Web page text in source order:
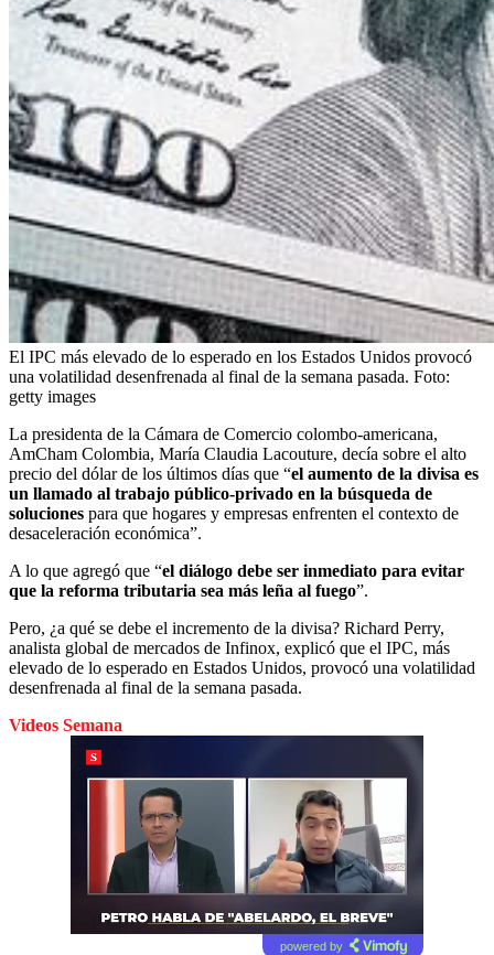
El IPC más elevado de lo esperado en los Estados Unidos provocó
una volatilidad desenfrenada al final de la semana pasada. Foto:
getty images
La presidenta de la Cámara de Comercio colombo-americana,
AmCham Colombia, María Claudia Lacouture, decía sobre el alto
precio del dólar de los últimos días que “el aumento de la divisa es
un llamado al trabajo público-privado en la búsqueda de
soluciones para que hogares y empresas enfrenten el contexto de
desaceleración económica”.
A lo que agregó que “el diálogo debe ser inmediato para evitar
que la reforma tributaria sea más leña al fuego”.
Pero, ¿a qué se debe el incremento de la divisa? Richard Perry,
analista global de mercados de Infinox, explicó que el IPC, más
elevado de lo esperado en Estados Unidos, provocó una volatilidad
desenfrenada al final de la semana pasada.
Videos Semana
powered by